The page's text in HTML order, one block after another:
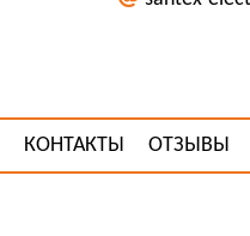
КОНТАКТЫ ОТЗЫВЫ